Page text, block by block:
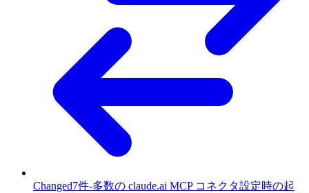
Changed7件-多数の claude.ai MCP コネクタ設定時の起